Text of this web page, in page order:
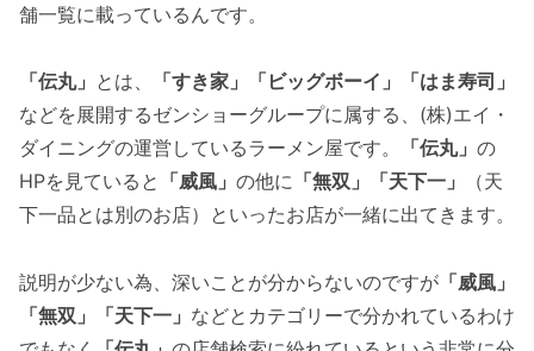
舗一覧に載っているんです。
「伝丸」 とは、
「すき家」「ビッグボーイ」「はま寿司」
などを展開するゼンショーグループに属する、(株)エイ・
ダイニングの運営しているラーメン屋です。
「伝丸」 の
HPを見ていると 「威風」 の他に 「無双」「天下一」
（天
下一品とは別のお店）といったお店が一緒に出てきます。
説明が少ない為、深いことが分からないのですが 「威風」
「無双」「天下一」 などとカテゴリーで分かれているわけ